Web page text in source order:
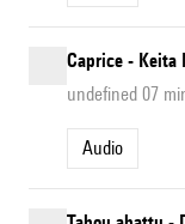
Caprice - Keita
undefined 07
Audio